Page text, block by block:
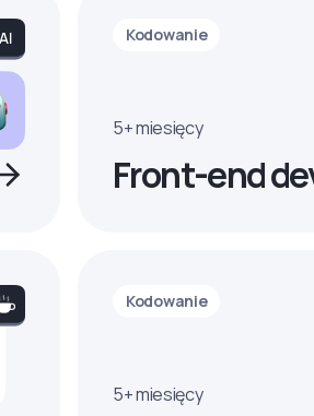
Kodowanie
5+ miesięcy
Front-end
Kodowanie
5+ miesięcy